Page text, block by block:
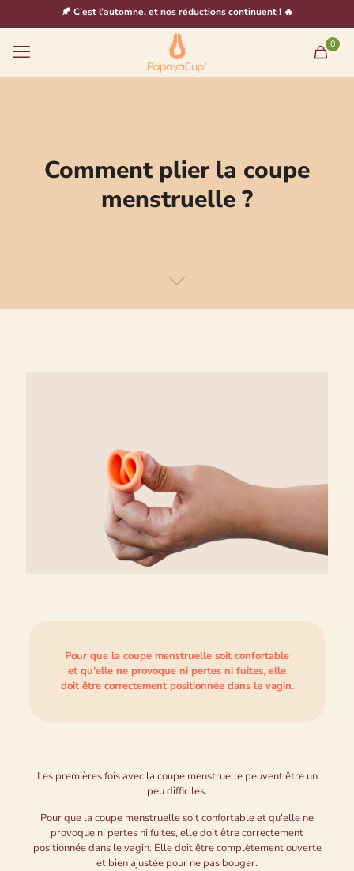
🍂 C’est l’automne, et nos réductions continuent ! 🔥
0
Comment plier la coupe
menstruelle ?
Pour que la coupe menstruelle soit confortable
et qu'elle ne provoque ni pertes ni fuites, elle
doit être correctement positionnée dans le vagin.
Les premières fois avec la coupe menstruelle peuvent être un
peu difficiles.
Pour que la coupe menstruelle soit confortable et qu'elle ne
provoque ni pertes ni fuites, elle doit être correctement
positionnée dans le vagin. Elle doit être complètement ouverte
et bien ajustée pour ne pas bouger.